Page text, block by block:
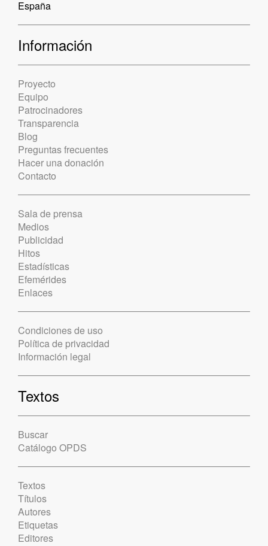
España
Información
Proyecto
Equipo
Patrocinadores
Transparencia
Blog
Preguntas frecuentes
Hacer una donación
Contacto
Sala de prensa
Medios
Publicidad
Hitos
Estadísticas
Efemérides
Enlaces
Condiciones de uso
Política de privacidad
Información legal
Textos
Buscar
Catálogo OPDS
Textos
Títulos
Autores
Etiquetas
Editores